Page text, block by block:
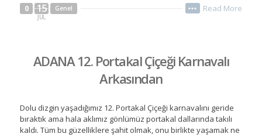
0 15
JUL
Genel Read More
•••
ADANA 12. Portakal Çiçeği Karnavalı
Arkasından
Dolu dizgin yaşadığımız 12. Portakal Çiçeği karnavalını geride
bıraktık ama hala aklımız gönlümüz portakal dallarında takılı
kaldı. Tüm bu güzelliklere şahit olmak, onu birlikte yaşamak ne